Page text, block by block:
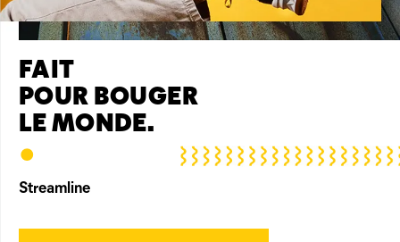
FAIT
POUR BOUGER
LE MONDE.
•
Streamline